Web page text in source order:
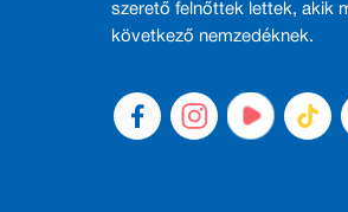
szerető felnőttek lettek, akik
következő nemzedéknek.